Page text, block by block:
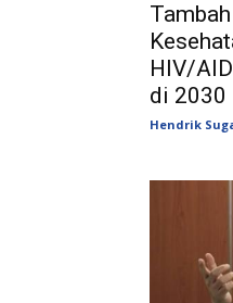
HIV/
di 2030
Hendrik